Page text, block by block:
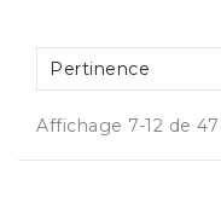
Pertinence
Affichage 7-12 de